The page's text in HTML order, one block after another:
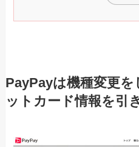
PayPayは機種変更
ットカード情報を引